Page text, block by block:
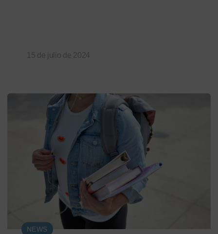
15 de julio de 2024
NEWS